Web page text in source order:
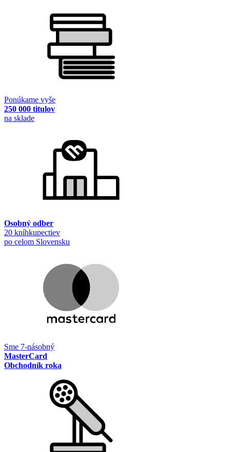
Ponúkame vyše
250 000 titulov
na sklade
Osobný odber
20 kníhkupectiev
po celom Slovensku
Sme 7-násobný
MasterCard
Obchodník roka